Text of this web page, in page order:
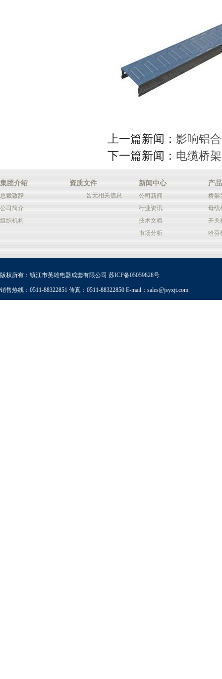
上一篇新闻： 影响铝
下一篇新闻： 电缆桥
集团介绍
总裁致辞
公司简介
组织机构
资质文件
暂无相关信息
新闻中心
公司新闻
行业资讯
技术文档
市场分析
产
桥架
母线
开关
哈芬
版权所有：镇江市英雄电器成套有限公司 苏ICP备05059828号
销售热线：0511-88322851 传真：0511-88322850 E-mail： sales@jsyxjt.com